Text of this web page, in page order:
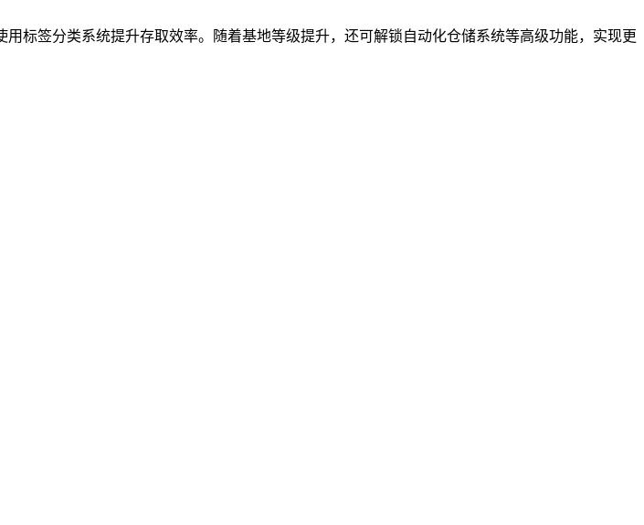
标签分类系统提升存取效率。随着基地等级提升，还可解锁自动化仓储系统等高级功能，实现更